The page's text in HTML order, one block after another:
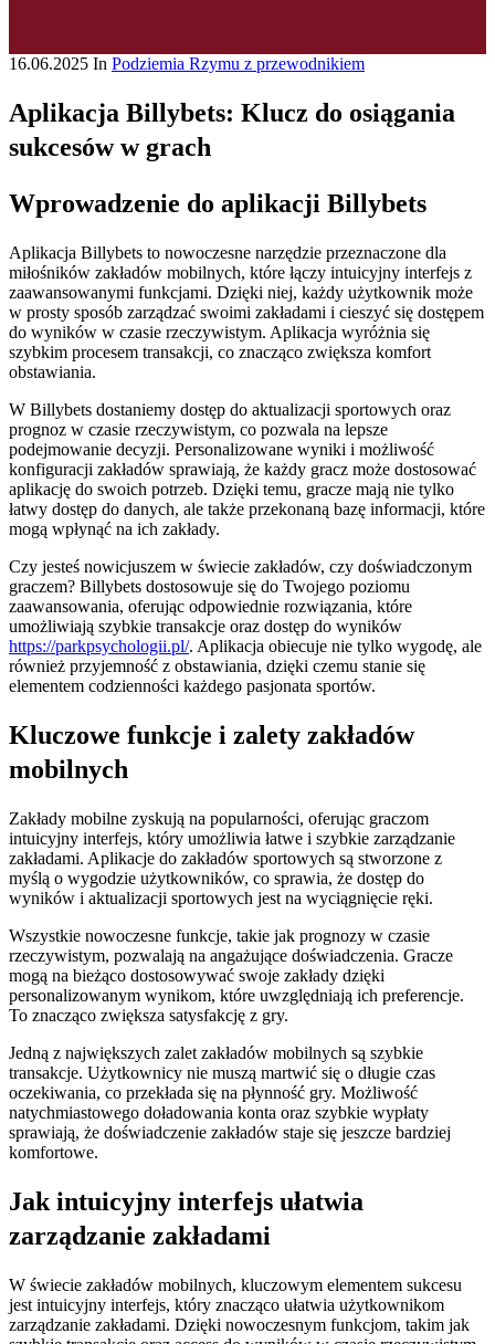
16.06.2025 In Podziemia Rzymu z przewodnikiem
Aplikacja Billybets: Klucz do osiągania
sukcesów w grach
Wprowadzenie do aplikacji Billybets
Aplikacja Billybets to nowoczesne narzędzie przeznaczone dla
miłośników zakładów mobilnych, które łączy intuicyjny interfejs z
zaawansowanymi funkcjami. Dzięki niej, każdy użytkownik może
w prosty sposób zarządzać swoimi zakładami i cieszyć się dostępem
do wyników w czasie rzeczywistym. Aplikacja wyróżnia się
szybkim procesem transakcji, co znacząco zwiększa komfort
obstawiania.
W Billybets dostaniemy dostęp do aktualizacji sportowych oraz
prognoz w czasie rzeczywistym, co pozwala na lepsze
podejmowanie decyzji. Personalizowane wyniki i możliwość
konfiguracji zakładów sprawiają, że każdy gracz może dostosować
aplikację do swoich potrzeb. Dzięki temu, gracze mają nie tylko
łatwy dostęp do danych, ale także przekonaną bazę informacji, które
mogą wpłynąć na ich zakłady.
Czy jesteś nowicjuszem w świecie zakładów, czy doświadczonym
graczem? Billybets dostosowuje się do Twojego poziomu
zaawansowania, oferując odpowiednie rozwiązania, które
umożliwiają szybkie transakcje oraz dostęp do wyników
https://parkpsychologii.pl/. Aplikacja obiecuje nie tylko wygodę, ale
również przyjemność z obstawiania, dzięki czemu stanie się
elementem codzienności każdego pasjonata sportów.
Kluczowe funkcje i zalety zakładów
mobilnych
Zakłady mobilne zyskują na popularności, oferując graczom
intuicyjny interfejs, który umożliwia łatwe i szybkie zarządzanie
zakładami. Aplikacje do zakładów sportowych są stworzone z
myślą o wygodzie użytkowników, co sprawia, że dostęp do
wyników i aktualizacji sportowych jest na wyciągnięcie ręki.
Wszystkie nowoczesne funkcje, takie jak prognozy w czasie
rzeczywistym, pozwalają na angażujące doświadczenia. Gracze
mogą na bieżąco dostosowywać swoje zakłady dzięki
personalizowanym wynikom, które uwzględniają ich preferencje.
To znacząco zwiększa satysfakcję z gry.
Jedną z największych zalet zakładów mobilnych są szybkie
transakcje. Użytkownicy nie muszą martwić się o długie czas
oczekiwania, co przekłada się na płynność gry. Możliwość
natychmiastowego doładowania konta oraz szybkie wypłaty
sprawiają, że doświadczenie zakładów staje się jeszcze bardziej
komfortowe.
Jak intuicyjny interfejs ułatwia
zarządzanie zakładami
W świecie zakładów mobilnych, kluczowym elementem sukcesu
jest intuicyjny interfejs, który znacząco ułatwia użytkownikom
zarządzanie zakładami. Dzięki nowoczesnym funkcjom, takim jak